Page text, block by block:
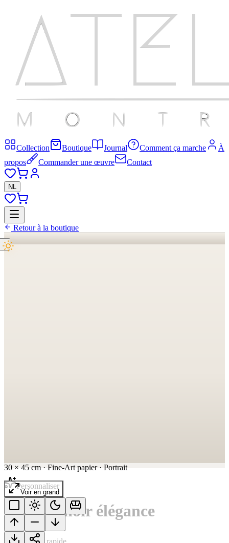
Collection Boutique Journal Comment ça marche
À
propos
Commander une œuvre Contact
NL
Retour à la boutique
30 × 45 cm · Fine-Art papier· Portrait
Voir en grand
Personnaliser
Porsche noir élégance
Notation rapide